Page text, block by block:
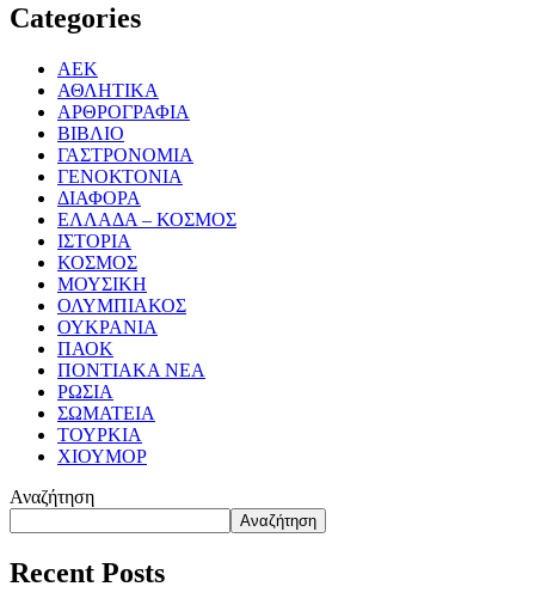
Categories
ΑΕΚ
ΑΘΛΗΤΙΚΑ
ΑΡΘΡΟΓΡΑΦΙΑ
ΒΙΒΛΙΟ
ΓΑΣΤΡΟΝΟΜΙΑ
ΓΕΝΟΚΤΟΝΙΑ
ΔΙΑΦΟΡΑ
ΕΛΛΑΔΑ – ΚΟΣΜΟΣ
ΙΣΤΟΡΙΑ
ΚΟΣΜΟΣ
ΜΟΥΣΙΚΗ
ΟΛΥΜΠΙΑΚΟΣ
ΟΥΚΡΑΝΙΑ
ΠΑΟΚ
ΠΟΝΤΙΑΚΑ ΝΕΑ
ΡΩΣΙΑ
ΣΩΜΑΤΕΙΑ
ΤΟΥΡΚΙΑ
ΧΙΟΥΜΟΡ
Αναζήτηση
Αναζήτηση
Recent Posts